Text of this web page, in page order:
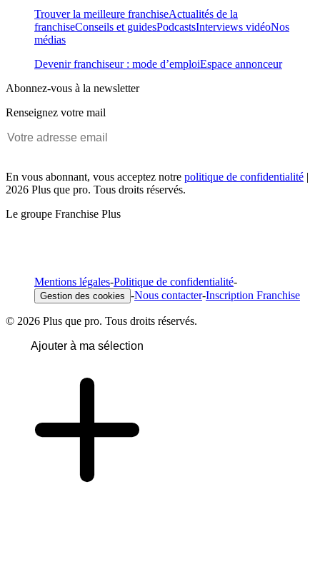
Trouver la meilleure franchiseActualités de la
franchiseConseils et guidesPodcastsInterviews vidéoNos
médias
Devenir franchiseur : mode d’emploiEspace annonceur
Abonnez-vous à la newsletter
Renseignez votre mail
En vous abonnant, vous acceptez notre politique de confidentialité |
2026 Plus que pro. Tous droits réservés.
Le groupe Franchise Plus
Mentions légales-Politique de confidentialité-
Gestion des cookies -Nous contacter-Inscription Franchise
© 2026 Plus que pro. Tous droits réservés.
Ajouter à ma sélection